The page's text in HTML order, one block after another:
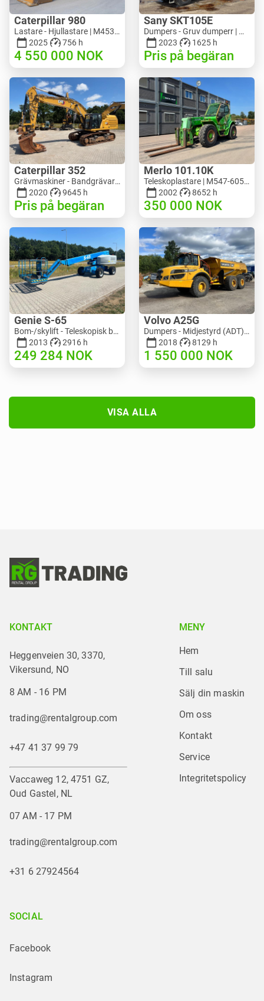
Caterpillar 980
Lastare - Hjullastare | M453-5993 | RGTR26046
2025
756 h
4 550 000 NOK
Sany SKT105E
Dumpers - Gruv dumperr | M741-2838 | 25143
2023
1625 h
Pris på begäran
Caterpillar 352
Grävmaskiner - Bandgrävare | M728-6217 | RGTRNL26-10341
2020
9645 h
Pris på begäran
Merlo 101.10K
Teleskoplastare | M547-6053 | RGTR26052
2002
8652 h
350 000 NOK
Genie S-65
Bom-/skylift - Teleskopisk bomlyft | M586-3845 | RGTRNL26491
2013
2916 h
249 284 NOK
Volvo A25G
Dumpers - Midjestyrd (ADT) | M151-9001 | 2729
2018
8129 h
1 550 000 NOK
VISA ALLA
KONTAKT
Heggenveien 30, 3370,
Vikersund, NO
8 AM - 16 PM
trading@rentalgroup.com
+47 41 37 99 79
Vaccaweg 12, 4751 GZ,
Oud Gastel, NL
07 AM - 17 PM
trading@rentalgroup.com
+31 6 27924564
MENY
Hem
Till salu
Sälj din maskin
Om oss
Kontakt
Service
Integritetspolicy
SOCIAL
Facebook
Instagram